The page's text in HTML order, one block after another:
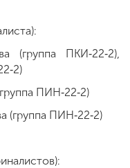
(группа ПКИ‑22‑2),
ПИН‑22‑2)
(группа ПИН‑22‑2)